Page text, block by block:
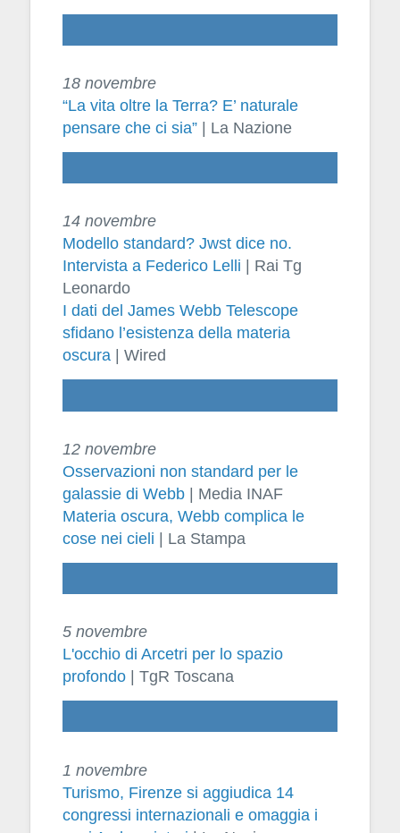
18 novembre
“La vita oltre la Terra? E’ naturale
pensare che ci sia”| La Nazione
14 novembre
Modello standard? Jwst dice no.
Intervista a Federico Lelli | Rai Tg
Leonardo
I dati del James Webb Telescope
sfidano l’esistenza della materia
oscura| Wired
12 novembre
Osservazioni non standard per le
galassie di Webb| Media INAF
Materia oscura, Webb complica le
cose nei cieli | La Stampa
5 novembre
L'occhio di Arcetri per lo spazio
profondo | TgR Toscana
1 novembre
Turismo, Firenze si aggiudica 14
congressi internazionali e omaggia i